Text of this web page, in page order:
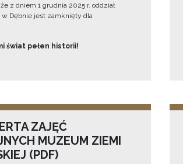
z dniem 1 grudnia 2025 r. oddział
Dębnie jest zamknięty dla
świat pełen historii!
ZAJĘĆ
MUZEUM ZIEMI
(PDF)